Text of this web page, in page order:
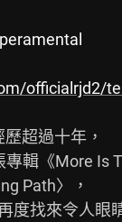
officialrjd2/
超過十年，
輯《More Is
Path〉，
度找來令人眼